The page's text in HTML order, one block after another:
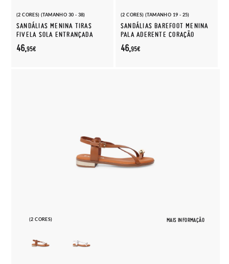
(2 CORES) (TAMANHO 30 - 38)
SANDÁLIAS MENINA TIRAS
FIVELA SOLA ENTRANÇADA
46,95€
(2 CORES) (TAMANHO 19 - 25)
SANDÁLIAS BAREFOOT MENINA
PALA ADERENTE CORAÇÃO
46,95€
(2 CORES) MAIS INFORMAÇÃO